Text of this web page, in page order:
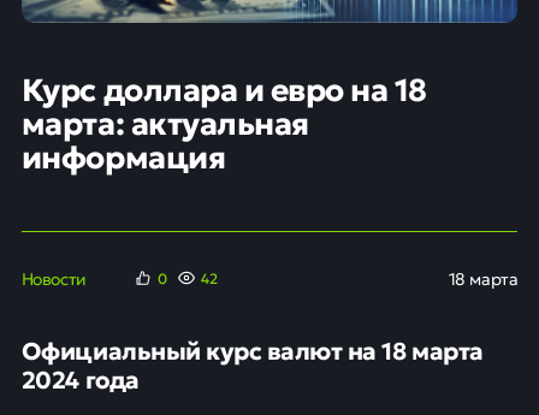
Курс доллара и евро на 18
марта: актуальная
информация
Новости 0 42 18 марта
Официальный курс валют на 18 марта
2024 года